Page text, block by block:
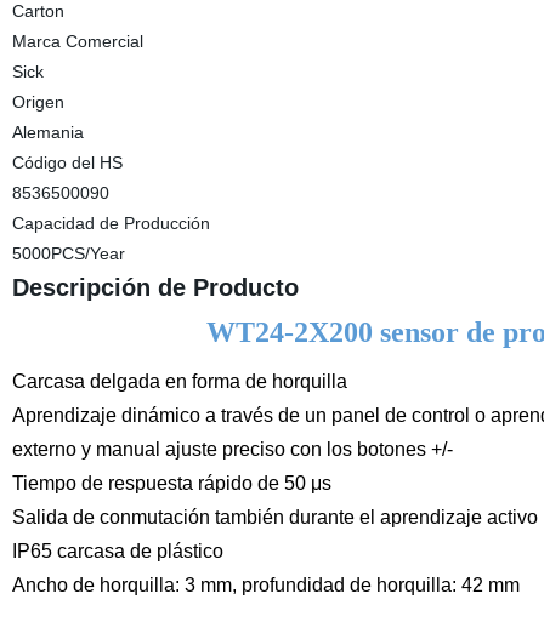
Carton
Marca Comercial
Sick
Origen
Alemania
Código del HS
8536500090
Capacidad de Producción
5000PCS/Year
Descripción de Producto
WT24-2X200 sensor de
Carcasa delgada en forma de horquilla
Aprendizaje dinámico a través de un panel de control o
externo y manual ajuste preciso con los botones +/-
Tiempo de respuesta rápido de 50 μs
Salida de conmutación también durante el aprendizaje activo
IP65 carcasa de plástico
Ancho de horquilla: 3 mm, profundidad de horquilla: 42 mm